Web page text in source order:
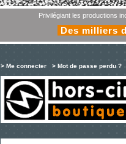
Privilégiant les productions
Des milliers
> Me connecter > Mot de passe perdu ?